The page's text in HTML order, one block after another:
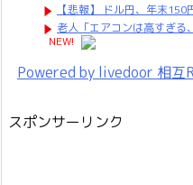
【悲報】 ドル円、年末
老人「エアコンは高すぎる
NEW!
Powered by livedoor 相互
スポンサーリンク